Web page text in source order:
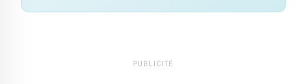
PUBLICITÉ